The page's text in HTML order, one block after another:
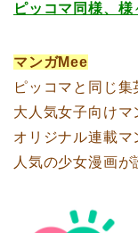
ピッコマ同様、様
マンガMee
ピッコマと同じ集
大人気女子向けマ
オリジナル連載マ
人気の少女漫画が